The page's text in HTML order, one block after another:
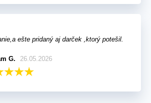
ešte pridaný aj darček ,ktorý potešil.
G. 26.05.2026